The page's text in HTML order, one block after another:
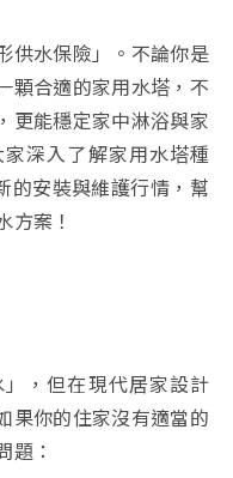
供水保險」。不論你是
顆合適的家用水塔，不
更能穩定家中淋浴與家
深入了解家用水塔種
的安裝與維護行情，幫
方案！
，但在現代居家設計
果你的住家沒有適當的
題：